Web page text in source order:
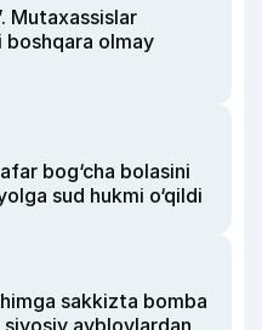
Mutaxassislar
boshqara olmay
bog‘cha bolasini
sud hukmi o‘qildi
sakkizta bomba
siyosiy ayblovlardan